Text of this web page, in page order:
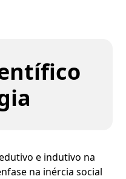
e indutivo na
na inércia social